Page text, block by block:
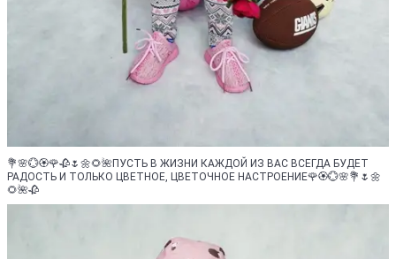
💐🌸💮🏵️🌹🥀🌷🌼🌻🌺ПУСТЬ В ЖИЗНИ КАЖДОЙ ИЗ ВАС ВСЕГДА БУДЕТ
РАДОСТЬ И ТОЛЬКО ЦВЕТНОЕ, ЦВЕТОЧНОЕ НАСТРОЕНИЕ🌹🏵️💮🌸💐🌷🌼
🌻🌺🥀